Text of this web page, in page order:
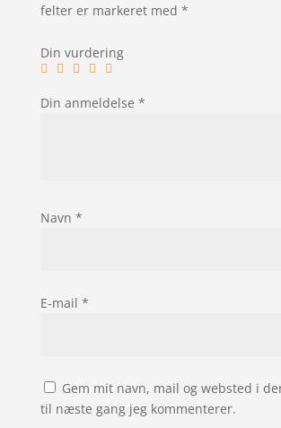
felter er markeret med *
Din vurdering
Din anmeldelse *
Navn *
E-mail *
Gem mit navn, mail og websted i
til næste gang jeg kommenterer.